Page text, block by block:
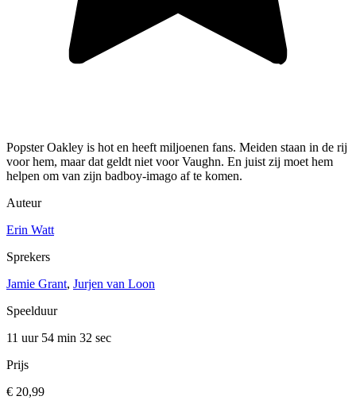
Popster Oakley is hot en heeft miljoenen fans. Meiden staan in de rij
voor hem, maar dat geldt niet voor Vaughn. En juist zij moet hem
helpen om van zijn badboy-imago af te komen.
Auteur
Erin Watt
Sprekers
Jamie Grant, Jurjen van Loon
Speelduur
11 uur 54 min 32 sec
Prijs
€ 20,99